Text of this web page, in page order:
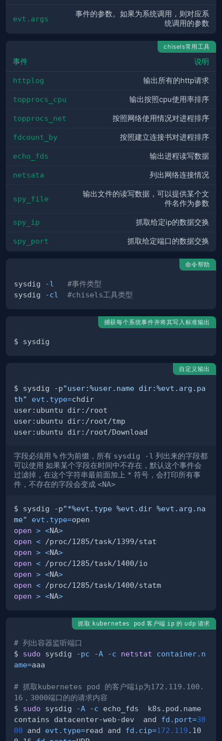
evt.args
事件的参数。如果为系统调用，则对应系
统调用的参数
chisels常用工具
事件 说明
httplog 输出所有的http请求
topprocs_cpu 输出按照cpu使用率排序
topprocs_net 按照网络使用情况对进程排序
fdcount_by 按照建立连接书对进程排序
echo_fds 输出进程读写数据
netsata 列出网络连接情况
spy_file
输出文件的读写数据，可以提供某个文
件名作为参数
spy_ip 抓取给定ip的数据交换
spy_port 抓取给定端口的数据交换
命令帮助
sysdig -l
#事件类型
sysdig
-cl #chisels工具类型
捕获每个系统事件并将其写入标准输出
自定义输出
$ sysdig -p"user:%user.name dir:%evt.arg.pa
th"
evt.type=
字段必须用 % 作为前缀，所有 sysdig -l 列出来的字段都
可以使用 如果某个字段在时间中不存在，默认这个事件会
过滤掉，在这个字符串最前面加上 * 符号，会打印所有事
件，不存在的字段会变成 <NA>
$ sysdig -p"*%evt.type %evt.dir %evt.arg.na
me"
evt.type=
open > <NA>
open <
open > <NA>
open <
open > <NA>
open <
open > <NA>
抓取 kubernetes pod 客户端 ip 的 udp 请求
# 列出容器监听端口
$ sudo sysdig -pc -A -c netstat
container.n
ame=
# 抓取kubernetes pod 的客户端ip为172.119.100.
16，3000端口的的请求内容
$ sudo sysdig -A -c echo_fds  k8s.pod.name
contains datacenter-web-dev  and fd.port=30
00 and evt.type=read and fd.cip=172.119 .10